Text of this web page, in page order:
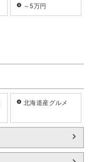
～5万円
北海道産グルメ